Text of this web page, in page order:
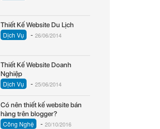
Thiết Kế Website Du Lịch
Dịch Vụ - 26/06/2014
Thiết Kế Website Doanh
Nghiệp
Dịch Vụ - 25/06/2014
Có nên thiết kế website bán
hàng trên blogger?
Công Nghệ - 20/10/2016